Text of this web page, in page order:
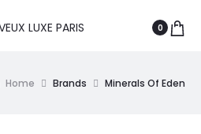
0
Home Brands Minerals Of Eden